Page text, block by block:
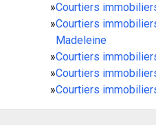
»Courtiers
»Courtiers
Madeleine
»Courtiers
»Courtiers
»Courtiers